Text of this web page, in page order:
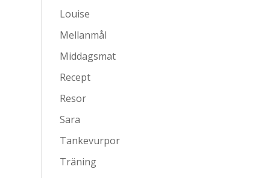
Louise
Mellanmål
Middagsmat
Recept
Resor
Sara
Tankevurpor
Träning